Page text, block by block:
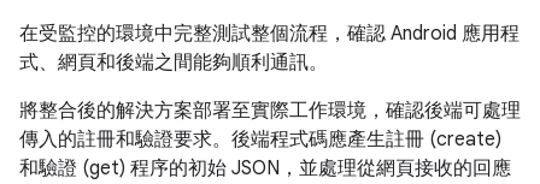
在受監控的環境中完整測試整個流程，確認 Android 應用程
式、網頁和後端之間能夠順利通訊。
將整合後的解決方案部署至實際工作環境，確認後端可處理
傳入的註冊和驗證要求。後端程式碼應產生註冊 (create)
和驗證 (get) 程序的初始 JSON，並處理從網頁接收的回應